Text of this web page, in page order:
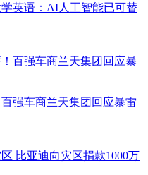
英语：AI人工智能已可替
强车商兰天集团回应暴雷